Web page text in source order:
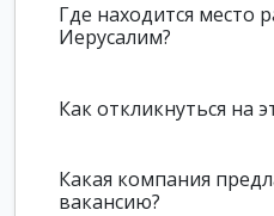
Где находится место
Иерусалим?
Как откликнуться на
Какая компания
вакансию?